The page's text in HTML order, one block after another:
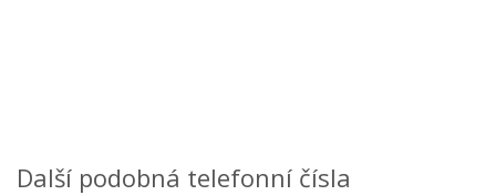
Další podobná telefonní čísla